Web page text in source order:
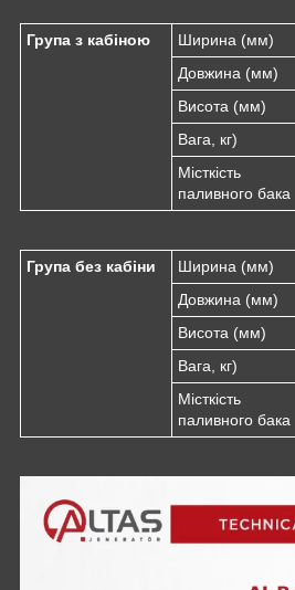
Група з кабіною Ширина (мм)
Довжина (мм)
Висота (мм)
Вага, кг)
Місткість
паливного бака
Група без кабіни Ширина (мм)
Довжина (мм)
Висота (мм)
Вага, кг)
Місткість
паливного бака